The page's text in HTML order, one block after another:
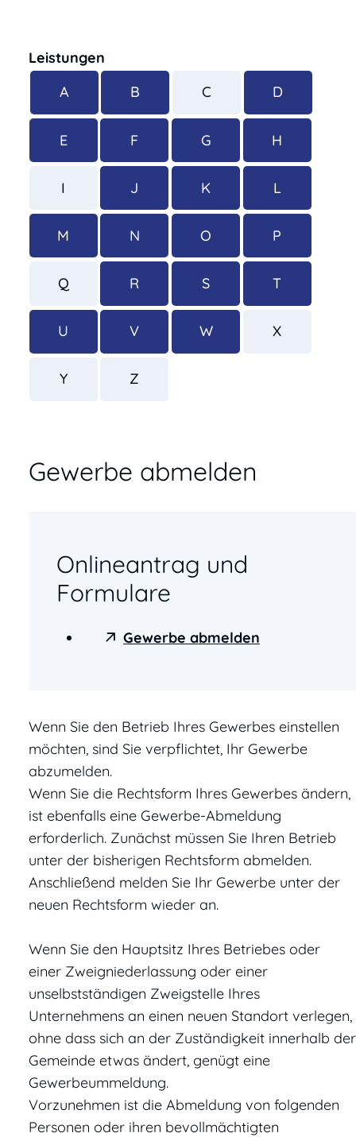
Leistungen
A
B C D
E F G H
I J K L
M N O P
Q R S T
U V W X
Y Z
Gewerbe abmelden
Wenn Sie den Betrieb Ihres Gewerbes einstellen
möchten, sind Sie verpflichtet, Ihr Gewerbe
abzumelden.
Wenn Sie die Rechtsform Ihres Gewerbes ändern,
ist ebenfalls eine Gewerbe-Abmeldung
erforderlich. Zunächst müssen Sie Ihren Betrieb
unter der bisherigen Rechtsform abmelden.
Anschließend melden Sie Ihr Gewerbe unter der
neuen Rechtsform wieder an.
Wenn Sie den Hauptsitz Ihres Betriebes oder
einer Zweigniederlassung oder einer
unselbstständigen Zweigstelle Ihres
Unternehmens an einen neuen Standort verlegen,
ohne dass sich an der Zuständigkeit innerhalb der
Gemeinde etwas ändert, genügt eine
Gewerbeummeldung.
Vorzunehmen ist die Abmeldung von folgenden
Personen oder ihren bevollmächtigten
Onlineantrag und
Formulare
Gewerbe abmelden